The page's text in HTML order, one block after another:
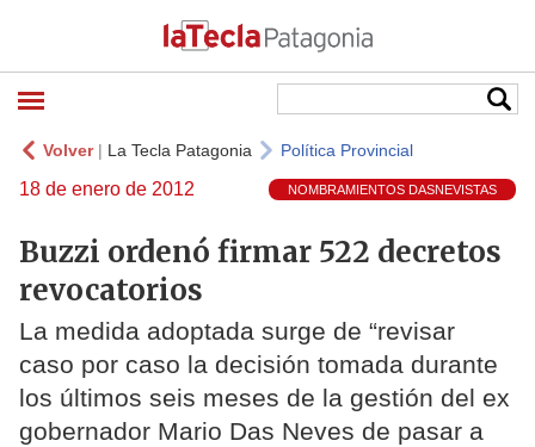
Volver| La Tecla Patagonia Política Provincial
18 de enero de 2012 NOMBRAMIENTOS DASNEVISTAS
Buzzi ordenó firmar 522 decretos
revocatorios
La medida adoptada surge de “revisar
caso por caso la decisión tomada durante
los últimos seis meses de la gestión del ex
gobernador Mario Das Neves de pasar a